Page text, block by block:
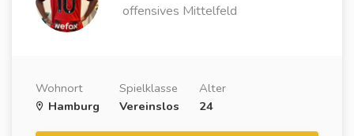
offensives Mittelfeld
Wohnort
Hamburg
Spielklasse
Vereinslos
Alter
24